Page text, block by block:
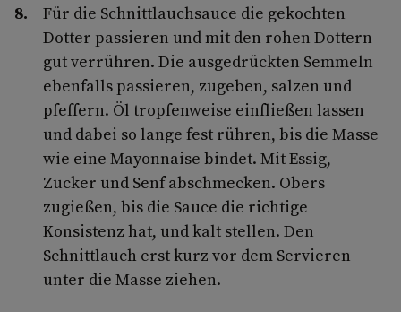
Für die Schnittlauchsauce die gekochten
Dotter passieren und mit den rohen Dottern
gut verrühren. Die ausgedrückten Semmeln
ebenfalls passieren, zugeben, salzen und
pfeffern. Öl tropfenweise einfließen lassen
und dabei so lange fest rühren, bis die Masse
wie eine Mayonnaise bindet. Mit Essig,
Zucker und Senf abschmecken. Obers
zugießen, bis die Sauce die richtige
Konsistenz hat, und kalt stellen. Den
Schnittlauch erst kurz vor dem Servieren
unter die Masse ziehen.